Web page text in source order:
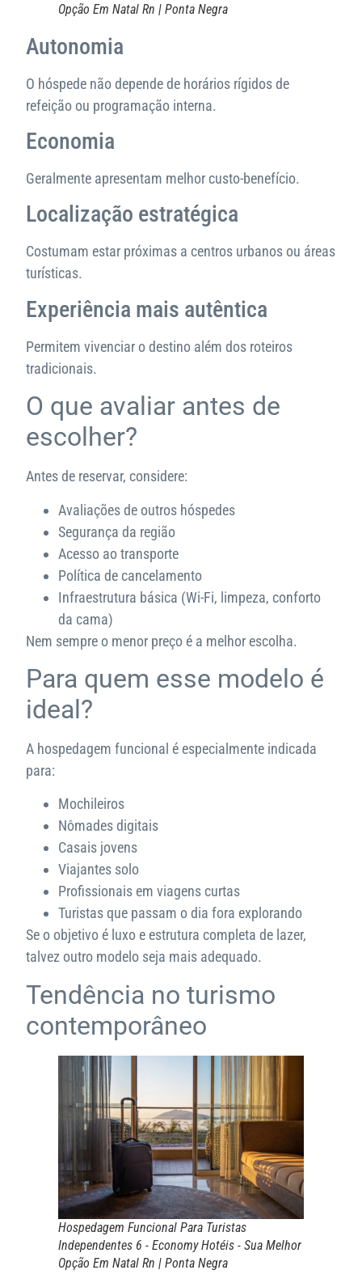
Opção Em Natal Rn | Ponta Negra
Autonomia
O hóspede não depende de horários rígidos de
refeição ou programação interna.
Economia
Geralmente apresentam melhor custo-benefício.
Localização estratégica
Costumam estar próximas a centros urbanos ou áreas
turísticas.
Experiência mais autêntica
Permitem vivenciar o destino além dos roteiros
tradicionais.
O que avaliar antes de
escolher?
Antes de reservar, considere:
Avaliações de outros hóspedes
Segurança da região
Acesso ao transporte
Política de cancelamento
Infraestrutura básica (Wi-Fi, limpeza, conforto
da cama)
Nem sempre o menor preço é a melhor escolha.
Para quem esse modelo é
ideal?
A hospedagem funcional é especialmente indicada
para:
Mochileiros
Nômades digitais
Casais jovens
Viajantes solo
Profissionais em viagens curtas
Turistas que passam o dia fora explorando
Se o objetivo é luxo e estrutura completa de lazer,
talvez outro modelo seja mais adequado.
Tendência no turismo
contemporâneo
Hospedagem Funcional Para Turistas
Independentes 6 - Economy Hotéis - Sua Melhor
Opção Em Natal Rn | Ponta Negra